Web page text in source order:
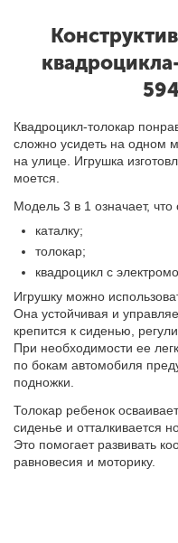
Квадроцикл-толокар
сложно усидеть на одном
на улице. Игрушка
моется.
Модель 3 в 1 означает,
каталку;
толокар;
квадроцикл с
Игрушку можно
Она устойчивая и
крепится к сиденью,
При необходимостиее
по бокам автомобиля
подножки.
Толокар ребенок
сиденье и отталкивается
Это помогает развивать
равновесия и моторику.